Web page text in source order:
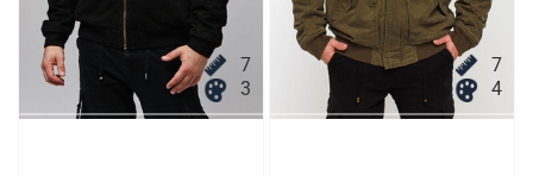
7
3
7
4